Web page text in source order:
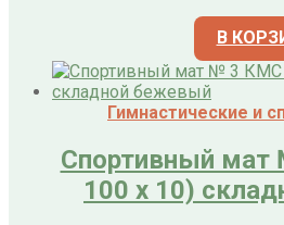
В
Гимнастические и
Спортивный
100 х 10)